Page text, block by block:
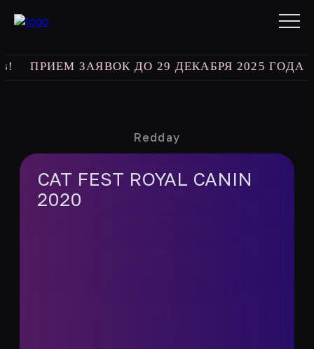
ПРИЕМ ЗАЯВОК ДО 29 ДЕКАБРЯ 2025 ГОДА
Redday
CAT FEST ROYAL CANIN
2020